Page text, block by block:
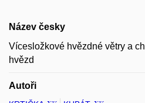
Název česky
Vícesložkové hvězdné větry a
hvězd
Autoři